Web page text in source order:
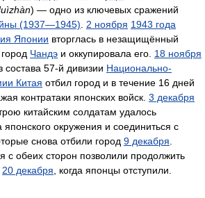
) — одно из ключевых сражений
(1937—1945). 2 ноября 1943 года
Японии вторглась в незащищённый
Чандэ и оккупировала его. 18 ноября
57-й дивизии Национально-
Китая отбил город и в течение 16 дней
контратаки японских войск. 3 декабря
китайским солдатам удалось
японского окружения и соединиться с
снова отбили город 9 декабря.
с обеих сторон позволили продолжить
20 декабря, когда японцы отступили.